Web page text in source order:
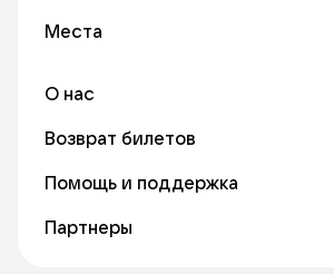
Места
О нас
Возврат билетов
Помощь и поддержка
Партнеры